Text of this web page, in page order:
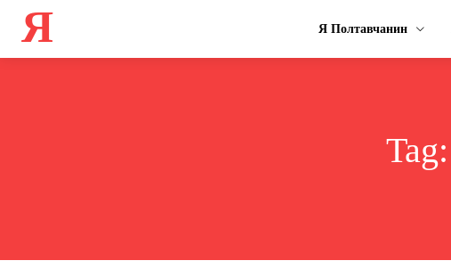
Я Я Полтавчанин
Tag: